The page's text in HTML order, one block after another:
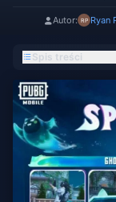
Autor: Ryan
Spis treści